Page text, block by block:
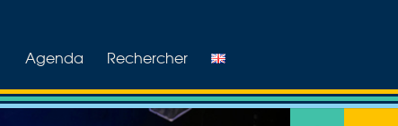
Agenda Rechercher